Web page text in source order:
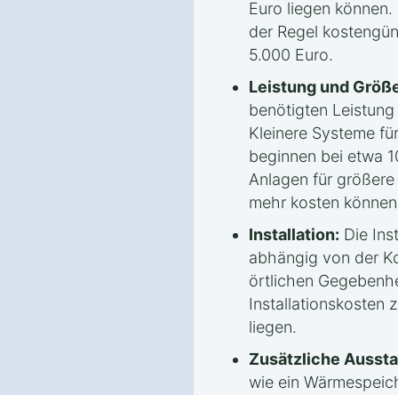
Euro liegen
der Regel
5.000 Euro.
Leistung und
benötigten
Kleinere Systeme
beginnen bei etwa
Anlagen für
mehr kosten
Installation: Die
abhängig von der
örtlichen
Installationskosten
liegen.
Zusätzliche
wie ein